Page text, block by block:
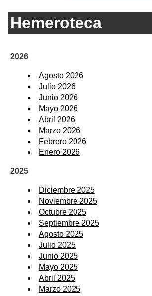
Hemeroteca
2026
Agosto 2026
Julio 2026
Junio 2026
Mayo 2026
Abril 2026
Marzo 2026
Febrero 2026
Enero 2026
2025
Diciembre 2025
Noviembre 2025
Octubre 2025
Septiembre 2025
Agosto 2025
Julio 2025
Junio 2025
Mayo 2025
Abril 2025
Marzo 2025